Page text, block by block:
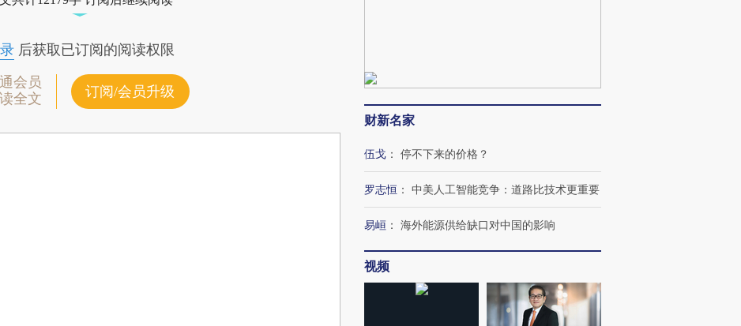
后获取已订阅的阅读权限
会员
全文
订阅/会员升级
财新名家
伍戈 ： 停不下来的价格？
罗志恒 ： 中美人工智能竞争：道路比技术更重要
易峘 ： 海外能源供给缺口对中国的影响
视频